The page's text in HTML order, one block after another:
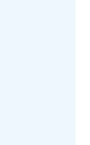
en
samen met je
een